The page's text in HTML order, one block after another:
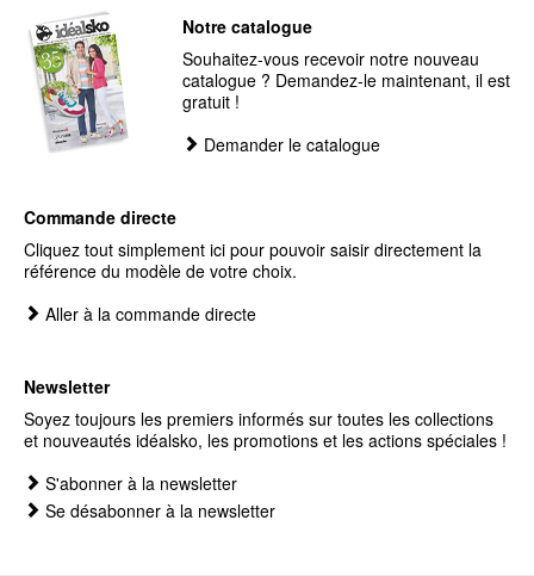
Notre catalogue
Souhaitez-vous recevoir notre nouveau
catalogue ? Demandez-le maintenant, il est
gratuit !
Demander le catalogue
Commande directe
Cliquez tout simplement ici pour pouvoir saisir directement la
référence du modèle de votre choix.
Aller à la commande directe
Newsletter
Soyez toujours les premiers informés sur toutes les collections
et nouveautés idéalsko, les promotions et les actions spéciales !
S'abonner à la newsletter
Se désabonner à la newsletter